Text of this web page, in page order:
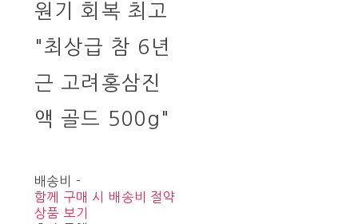
원기 회복 최고
"최상급 참 6년
근 고려홍삼진
액 골드 500g"
배송비 -
함께 구매 시 배송비 절약
상품 보기